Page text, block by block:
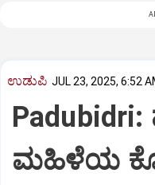
ಉಡುಪಿ JUL 23, 2025, 6:52
Padubidri:
ಮಹಿಳೆಯ